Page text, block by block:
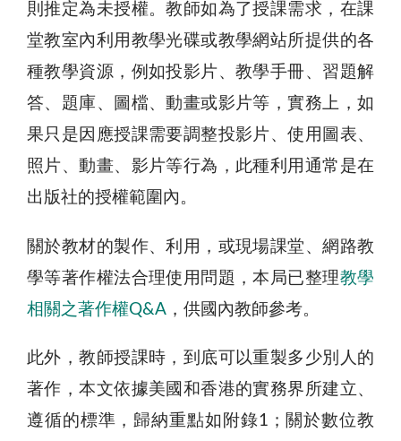
則推定為未授權。教師如為了授課需求，在課
堂教室內利用教學光碟或教學網站所提供的各
種教學資源，例如投影片、教學手冊、習題解
答、題庫、圖檔、動畫或影片等，實務上，如
果只是因應授課需要調整投影片、使用圖表、
照片、動畫、影片等行為，此種利用通常是在
出版社的授權範圍內。
關於教材的製作、利用，或現場課堂、網路教
學等著作權法合理使用問題，本局已整理教學
相關之著作權Q&A ，供國內教師參考。
此外，教師授課時，到底可以重製多少別人的
著作，本文依據美國和香港的實務界所建立、
遵循的標準，歸納重點如附錄1；關於數位教